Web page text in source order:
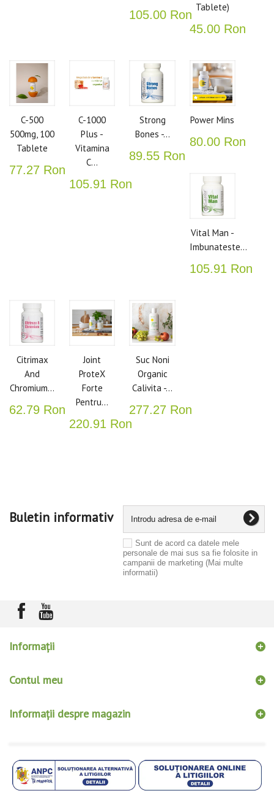
105.00 Ron
Tablete)
45.00 Ron
C-500
500mg, 100
Tablete
77.27 Ron
C-1000
Plus -
Vitamina
C...
105.91 Ron
Strong
Bones -...
89.55 Ron
Power Mins
80.00 Ron
Vital Man -
Imbunateste...
105.91 Ron
Citrimax
And
Chromium...
62.79 Ron
Joint
ProteX
Forte
Pentru...
220.91 Ron
Suc Noni
Organic
Calivita -...
277.27 Ron
Buletin informativ
Sunt de acord ca datele mele
personale de mai sus sa fie folosite in
campanii de marketing (Mai multe
informatii)
Informaţii
Contul meu
Informații despre magazin